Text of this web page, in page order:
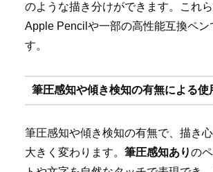
のような描き分けができます。これ
Apple Pencilや一部の高性能互換ペン
す。
筆圧感知や傾き検知の有無による使
筆圧感知や傾き検知の有無で、描き
大きく変わります。 筆圧感知ありの